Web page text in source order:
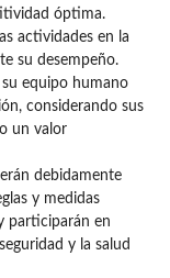
óptima.
actividades en la
su desempeño.
equipo humano
considerando sus
un valor
debidamente
y medidas
participarán en
y la salud